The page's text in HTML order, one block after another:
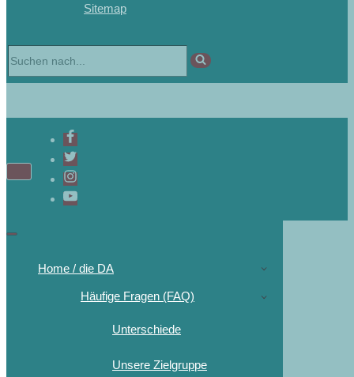
Sitemap
Home / die DA
Häufige Fragen (FAQ)
Unterschiede
Unsere Zielgruppe